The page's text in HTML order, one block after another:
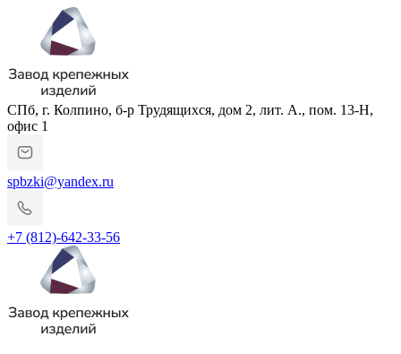
СПб, г. Колпино, б-р Трудящихся, дом 2, лит. А., пом. 13-Н,
офис 1
spbzki@yandex.ru
+7 (812)-642-33-56